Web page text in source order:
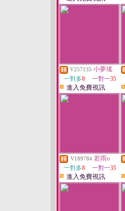
V257135 小夢瑤
一對多8 一對一35
進入免費視訊
V189784 若雨o
一對多8 一對一35
進入免費視訊